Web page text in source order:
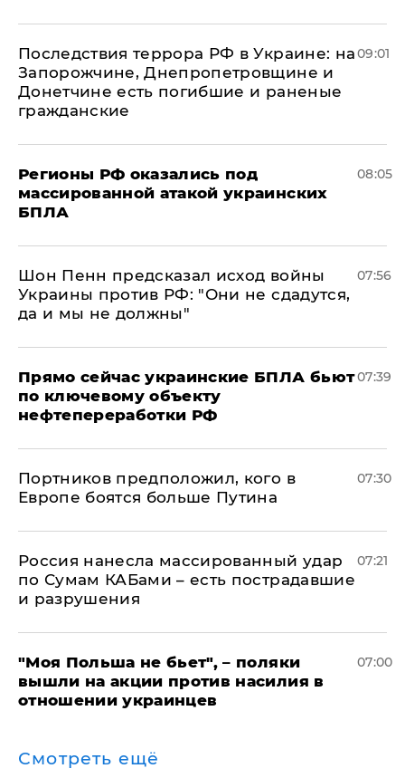
Последствия террора РФ в Украине: на
Запорожчине, Днепропетровщине и
Донетчине есть погибшие и раненые
гражданские
09:01
Регионы РФ оказались под
массированной атакой украинских
БПЛА
08:05
Шон Пенн предсказал исход войны
Украины против РФ: "Они не сдадутся,
да и мы не должны"
07:56
Прямо сейчас украинские БПЛА бьют
по ключевому объекту
нефтепереработки РФ
07:39
Портников предположил, кого в
Европе боятся больше Путина
07:30
Россия нанесла массированный удар
по Сумам КАБами – есть пострадавшие
и разрушения
07:21
"Моя Польша не бьет", – поляки
вышли на акции против насилия в
отношении украинцев
07:00
Смотреть ещё